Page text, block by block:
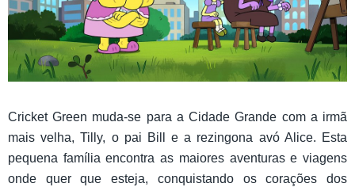
Cricket Green muda-se para a Cidade Grande com a irmã
mais velha, Tilly, o pai Bill e a rezingona avó Alice. Esta
pequena família encontra as maiores aventuras e viagens
onde quer que esteja, conquistando os corações dos